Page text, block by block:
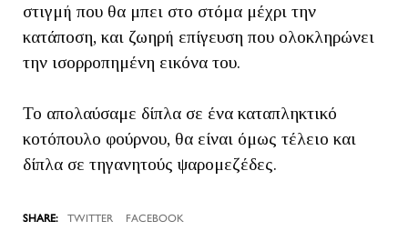
στιγμή που θα μπει στο στόμα μέχρι την
κατάποση, και ζωηρή επίγευση που ολοκληρώνει
την ισορροπημένη εικόνα του.
Το απολαύσαμε δίπλα σε ένα καταπληκτικό
κοτόπουλο φούρνου, θα είναι όμως τέλειο και
δίπλα σε τηγανητούς ψαρομεζέδες.
TWITTER FACEBOOK